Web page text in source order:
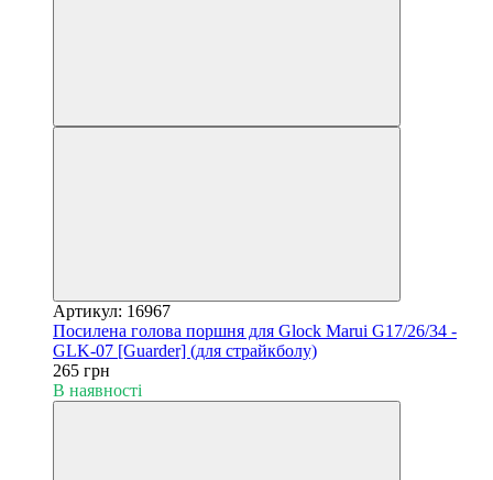
Артикул: 16967
Посилена голова поршня для Glock Marui G17/26/34 -
GLK-07 [Guarder] (для страйкболу)
265 грн
В наявності